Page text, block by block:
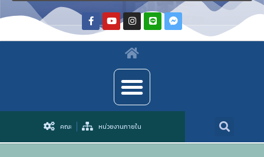
คณะ หน่วยงานภายใน